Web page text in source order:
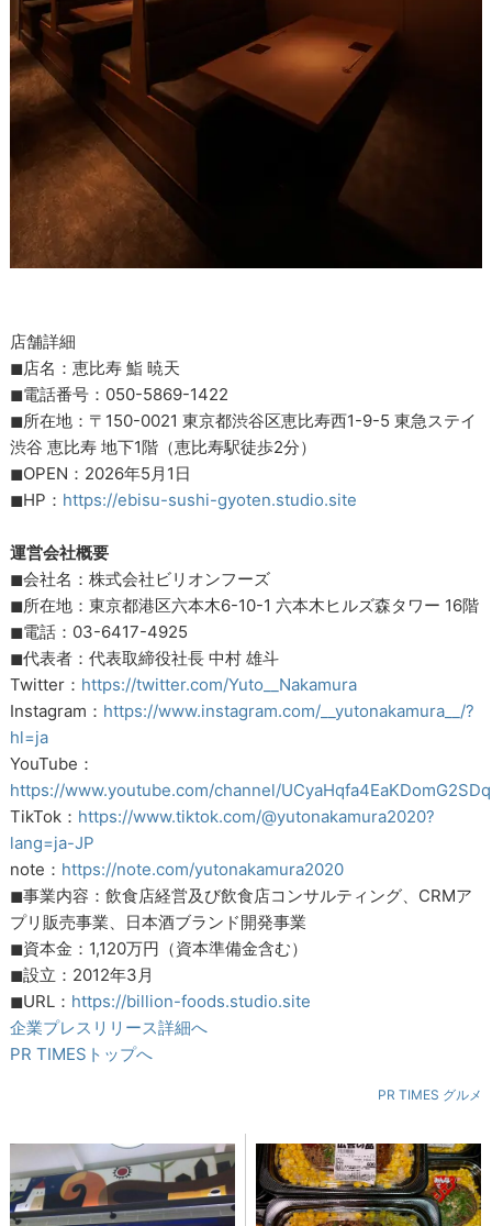
店舗詳細
◼︎店名：恵比寿 鮨 暁天
◼︎電話番号：050-5869-1422
◼︎所在地：〒150-0021 東京都渋谷区恵比寿西1-9-5 東急ステイ
渋谷 恵比寿 地下1階（恵比寿駅徒歩2分）
◼︎OPEN：2026年5月1日
◼︎HP： https://ebisu-sushi-gyoten.studio.site
運営会社概要
◼︎会社名：株式会社ビリオンフーズ
◼︎所在地：東京都港区六本木6-10-1 六本木ヒルズ森タワー 16階
◼︎電話：03-6417-4925
◼︎代表者：代表取締役社長 中村 雄斗
Twitter： https://twitter.com/Yuto__Nakamura
Instagram： https://www.instagram.com/__yutonakamura__/?
hl=ja
YouTube：
https://www.youtube.com/channel/
TikTok： https://www.tiktok.com/@yutonakamura2020?
lang=ja-JP
note： https://note.com/yutonakamura2020
◼︎事業内容：飲食店経営及び飲食店コンサルティング、CRMア
プリ販売事業、日本酒ブランド開発事業
◼︎資本金：1,120万円（資本準備金含む）
◼︎設立：2012年3月
◼︎URL： https://billion-foods.studio.site
企業プレスリリース詳細へ
PR TIMESトップへ
PR TIMES グルメ